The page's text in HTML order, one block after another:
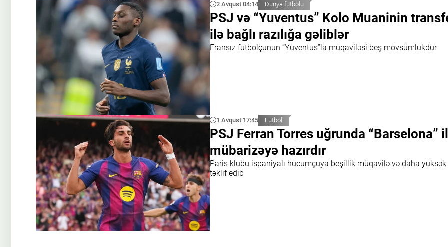
2 Avqust 04:14 Dünya futbolu
PSJ və “Yuventus” Kolo Muaninin
ilə bağlı razılığa gəliblər
Fransız futbolçunun “Yuventus”la müqaviləsi beş mövsümlükdür
1 Avqust 17:45 Futbol
PSJ Ferran Torres uğrunda “Barselona”
mübarizəyə hazırdır
Paris klubu ispaniyalı hücumçuya beşillik müqavilə və daha
təklif edib